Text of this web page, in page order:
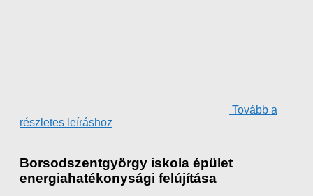
Tovább a
részletes leíráshoz
Borsodszentgyörgy iskola épület
energiahatékonysági felújítása